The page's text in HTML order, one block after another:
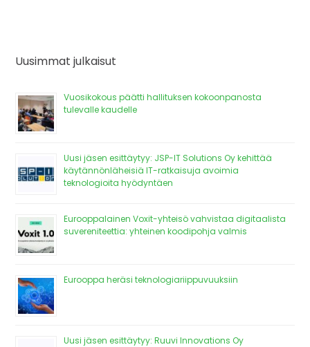
Uusimmat julkaisut
Vuosikokous päätti hallituksen kokoonpanosta
tulevalle kaudelle
Uusi jäsen esittäytyy: JSP-IT Solutions Oy kehittää
käytännönläheisiä IT-ratkaisuja avoimia
teknologioita hyödyntäen
Eurooppalainen Voxit-yhteisö vahvistaa digitaalista
suvereniteettia: yhteinen koodipohja valmis
Eurooppa heräsi teknologiariippuvuuksiin
Uusi jäsen esittäytyy: Ruuvi Innovations Oy